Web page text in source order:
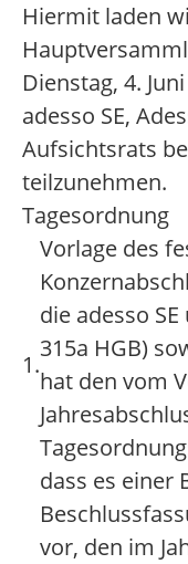
Hiermit laden
Dienstag, 4.
adesso SE,
Aufsichtsrats
teilzunehmen.
Tagesordnung
1.
Vorlage des
die adesso
315a HGB)
hat den vom
dass es einer
vor, den im